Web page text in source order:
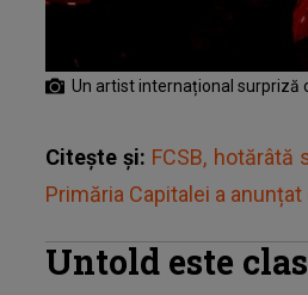
Un artist internațional surpriză
Citește și: FCSB, hotărâtă
Primăria Capitalei a
Untold este